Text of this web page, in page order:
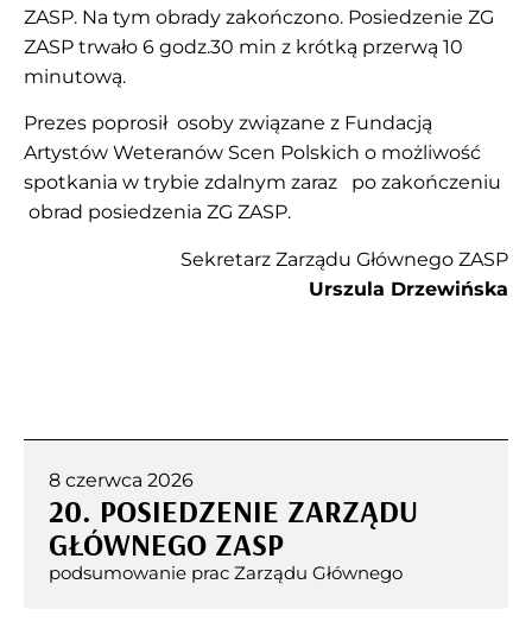
ZASP. Na tym obrady zakończono. Posiedzenie ZG
ZASP trwało 6 godz.30 min z krótką przerwą 10
minutową.
Prezes poprosił osoby związane z Fundacją
Artystów Weteranów Scen Polskich o możliwość
spotkania w trybie zdalnym zaraz po zakończeniu
obrad posiedzenia ZG ZASP.
Sekretarz Zarządu Głównego ZASP
Urszula Drzewińska
8 czerwca 2026
20. POSIEDZENIE ZARZĄDU
GŁÓWNEGO ZASP
podsumowanie prac Zarządu Głównego